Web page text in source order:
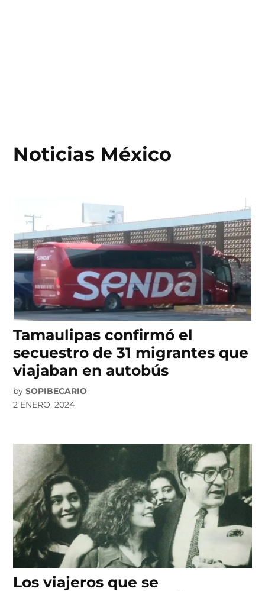
Skip Noticias México
Tamaulipas confirmó el
secuestro de 31 migrantes que
viajaban en autobús
by SOPIBECARIO
2 ENERO, 2024
Los viajeros que se